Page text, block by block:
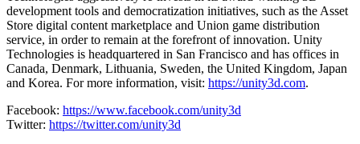
development tools and democratization initiatives, such as the Asset
Store digital content marketplace and Union game distribution
service, in order to remain at the forefront of innovation. Unity
Technologies is headquartered in San Francisco and has offices in
Canada, Denmark, Lithuania, Sweden, the United Kingdom, Japan
and Korea. For more information, visit: https://unity3d.com.
Facebook: https://www.facebook.com/unity3d
Twitter: https://twitter.com/unity3d